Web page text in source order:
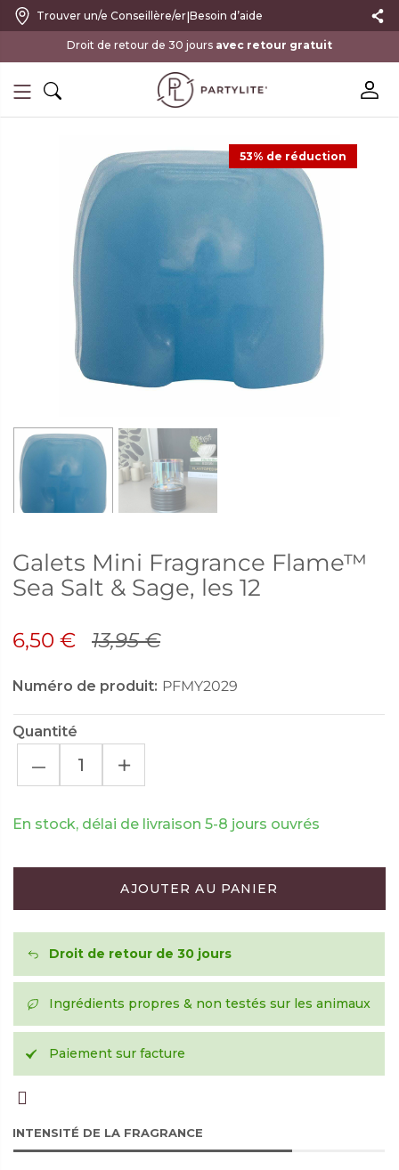
Trouver un/e Conseillère/er|Besoin d’aide
avec retour gratuit
53% de réduction
Galets Mini Fragrance Flame™
Sea Salt & Sage, les 12
6,50 € 13,95 €
Numéro de produit: PFMY2029
Quantité
– +
En stock, délai de livraison 5-8 jours ouvrés
AJOUTER AU PANIER
Droit de retour de 30 jours
Ingrédients propres & non testés sur les animaux
Paiement sur facture
INTENSITÉ DE LA FRAGRANCE